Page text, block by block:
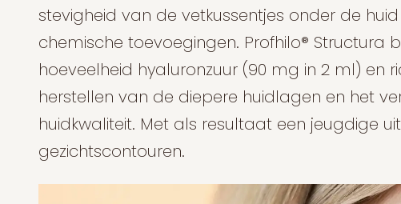
stevigheid van de vetkussentjes onder de
chemische toevoegingen. Profhilo® Structura
hoeveelheid hyaluronzuur (90 mg in 2 ml) en
herstellen van de diepere huidlagen en het
huidkwaliteit. Met als resultaat een jeugdige
gezichtscontouren.